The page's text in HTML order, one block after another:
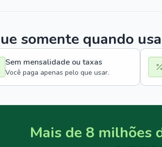
somente quando
Sem mensalidade ou taxas
Você paga apenas pelo que usar.
Mais de 8 milhões